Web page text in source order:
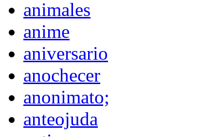
animales
anime
aniversario
anochecer
anonimato;
anteojuda